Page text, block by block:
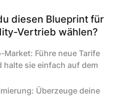
diesen Blueprint für
Vertrieb wählen?
Market: Führe neue Tarife
halte sie einfach auf dem
Überzeuge deine